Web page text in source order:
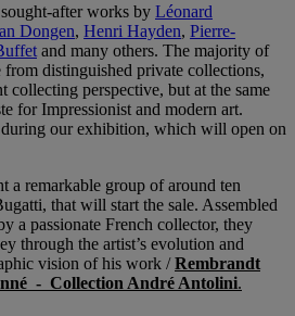
after works by Léonard
Dongen, Henri Hayden, Pierre-
and many others. The majority of
distinguished private collections,
collecting perspective, but at the same
for Impressionist and modern art.
our exhibition, which will open on
a remarkable group of around ten
that will start the sale. Assembled
a passionate French collector, they
through the artist’s evolution and
vision of his work /Rembrandt
- Collection André Antolini.